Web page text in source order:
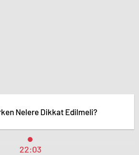
Nelere Dikkat Edilmeli?
22:03